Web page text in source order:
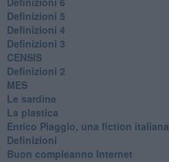
Definizioni 5
Definizioni 4
Definizioni 3
CENSIS
​Definizioni 2
MES
Le sardine
La plastica
​Enrico Piaggio, una fiction italiana
Definizioni
​Buon compleanno Internet